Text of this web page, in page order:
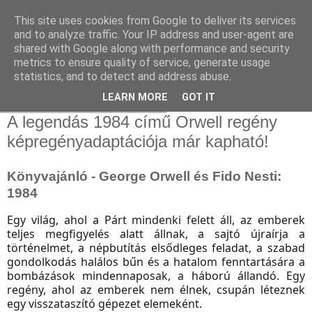
A legendás 1984 című Orwell regény
képregényadaptációja már kapható!
Könyvajánló - George Orwell és Fido Nesti:
1984
Egy világ, ahol a Párt mindenki felett áll, az emberek
teljes megfigyelés alatt állnak, a sajtó újraírja a
történelmet, a népbutítás elsődleges feladat, a szabad
gondolkodás halálos bűn és a hatalom fenntartására a
bombázások mindennaposak, a háború állandó. Egy
regény, ahol az emberek nem élnek, csupán léteznek
egy visszataszító gépezet elemeként.
This site uses cookies from Google to deliver its services
and to analyze traffic. Your IP address and user-agent are
shared with Google along with performance and security
metrics to ensure quality of service, generate usage
statistics, and to detect and address abuse.
LEARN MORE GOT IT